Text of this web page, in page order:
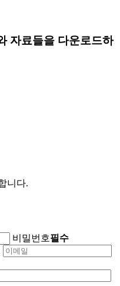
자료들을 다운로드하
니다.
비밀번호필수